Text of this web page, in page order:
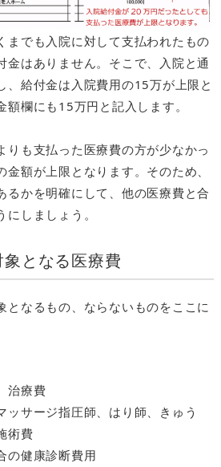
までも入院に対して支払われたもの
金はありません。そこで、入院と通
、給付金は入院費用の15万が上限と
額欄にも15万円と記入します。
りも支払った医療費の方が少なかっ
額が上限となります。そのため、
るかを明確にして、他の医療費と合
しましょう。
となる医療費
となるもの、ならないものをここに
治療費
ッサージ指圧師、はり師、きゅう
術費
の健康診断費用